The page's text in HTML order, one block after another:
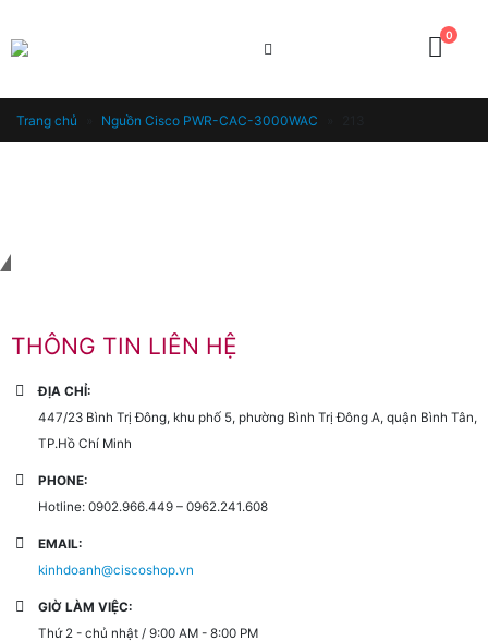
0
Trang chủ Nguồn Cisco PWR-CAC-3000WAC
THÔNG TIN LIÊN HỆ
ĐỊA CHỈ:
447/23 Bình Trị Đông, khu phố 5, phường Bình Trị Đông A, quận Bình Tân,
TP.Hồ Chí Minh
PHONE:
Hotline: 0902.966.449 – 0962.241.608
EMAIL:
kinhdoanh@ciscoshop.vn
GIỜ LÀM VIỆC:
Thứ 2 - chủ nhật / 9:00 AM - 8:00 PM